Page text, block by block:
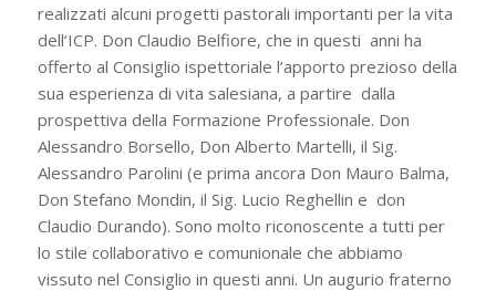
realizzati alcuni progetti pastorali importanti per la vita
dell’ICP. Don Claudio Belfiore, che in questi anni ha
offerto al Consiglio ispettoriale l’apporto prezioso della
sua esperienza di vita salesiana, a partire dalla
prospettiva della Formazione Professionale. Don
Alessandro Borsello, Don Alberto Martelli, il Sig.
Alessandro Parolini (e prima ancora Don Mauro Balma,
Don Stefano Mondin, il Sig. Lucio Reghellin e don
Claudio Durando). Sono molto riconoscente a tutti per
lo stile collaborativo e comunionale che abbiamo
vissuto nel Consiglio in questi anni. Un augurio fraterno